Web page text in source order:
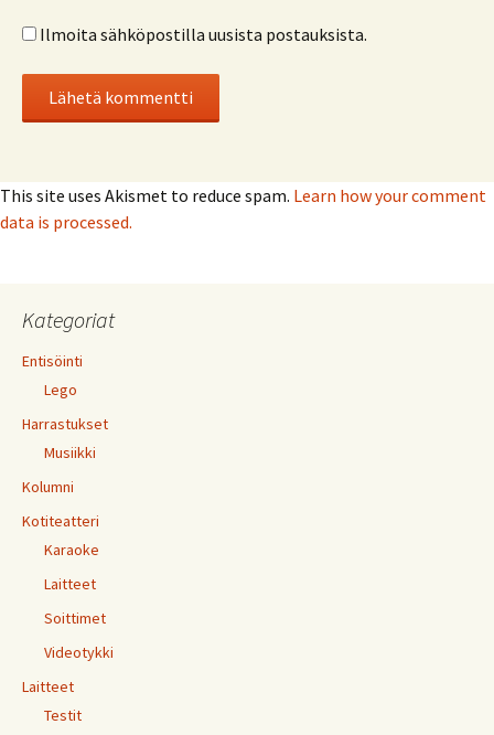
Ilmoita sähköpostilla uusista postauksista.
This site uses Akismet to reduce spam. Learn how your comment
data is processed.
Kategoriat
Entisöinti
Lego
Harrastukset
Musiikki
Kolumni
Kotiteatteri
Karaoke
Laitteet
Soittimet
Videotykki
Laitteet
Testit